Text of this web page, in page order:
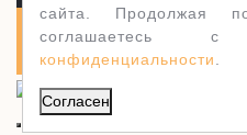
сайта. Продолжая
конфиденциальности
Согласен
Полуось.рф 2003-2026